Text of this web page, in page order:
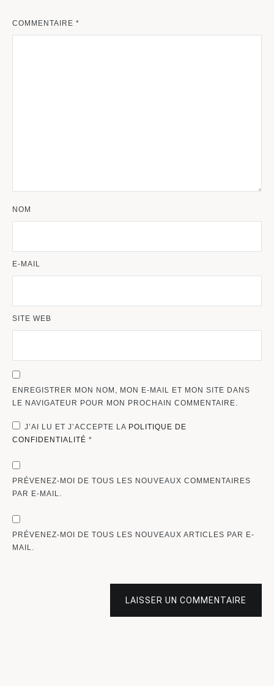
COMMENTAIRE *
NOM
E-MAIL
SITE WEB
ENREGISTRER MON NOM, MON E-MAIL ET MON SITE DANS
LE NAVIGATEUR POUR MON PROCHAIN COMMENTAIRE.
J’AI LU ET J’ACCEPTE LA POLITIQUE DE
CONFIDENTIALITÉ *
PRÉVENEZ-MOI DE TOUS LES NOUVEAUX COMMENTAIRES
PAR E-MAIL.
PRÉVENEZ-MOI DE TOUS LES NOUVEAUX ARTICLES PAR E-
MAIL.
LAISSER UN COMMENTAIRE